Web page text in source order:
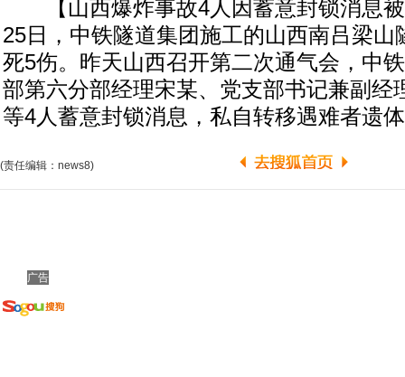
【山西爆炸事故4人因蓄意封锁消息被
25日，中铁隧道集团施工的山西南吕梁山
死5伤。昨天山西召开第二次通气会，中
部第六分部经理宋某、党支部书记兼副经
等4人蓄意封锁消息，私自转移遇难者遗
(责任编辑：news8)
广告